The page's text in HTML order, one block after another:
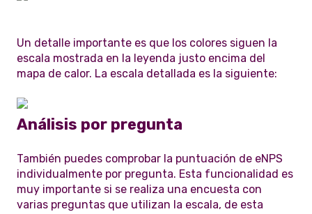
Un detalle importante es que los colores siguen la
escala mostrada en la leyenda justo encima del
mapa de calor. La escala detallada es la siguiente:
Análisis por pregunta
También puedes comprobar la puntuación de eNPS
individualmente por pregunta. Esta funcionalidad es
muy importante si se realiza una encuesta con
varias preguntas que utilizan la escala, de esta